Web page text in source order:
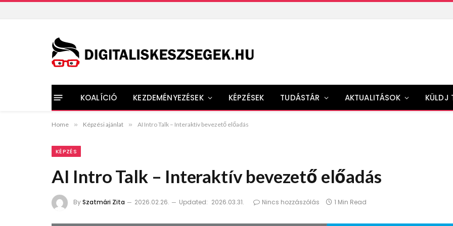
KOALÍCIÓ KEZDEMÉNYEZÉSEK KÉPZÉSEK TUDÁSTÁR AKTUALITÁSOK KÜLDJ
Home » Képzési ajánlat » AI Intro Talk – Interaktív bevezető előadás
KÉPZÉS
AI Intro Talk – Interaktív bevezető előadás
BySzatmári Zita 2026.02.26. Updated: 2026.03.31. Nincs hozzászólás 1 Min Read